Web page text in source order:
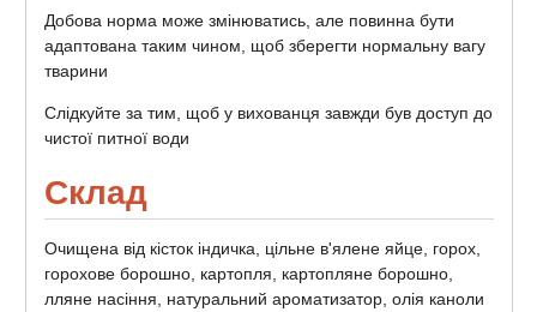
Добова норма може змінюватись, але повинна бути
адаптована таким чином, щоб зберегти нормальну вагу
тварини
Слідкуйте за тим, щоб у вихованця завжди був доступ до
чистої питної води
Склад
Очищена від кісток індичка, цільне в'ялене яйце, горох,
горохове борошно, картопля, картопляне борошно,
лляне насіння, натуральний ароматизатор, олія каноли